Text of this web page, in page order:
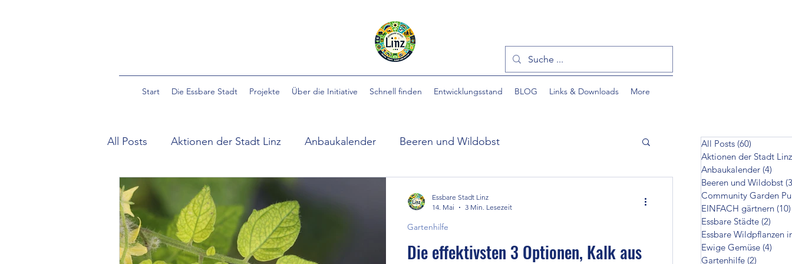
Start Die Essbare Stadt Projekte Über die Initiative Schnell finden Entwicklungsstand BLOG Links & Downloads More
All Posts Aktionen der Stadt Linz Anbaukalender Beeren und Wildobst
Community Garden Pulvermühlpark
Essbare Wildpflanzen in der Stadt
Die effektivsten 3 Optionen, Kalk aus
Gartenhilfe
Essbare Stadt Linz
14. Mai
3 Min. Lesezeit
All Posts (60)
Aktionen der Stadt Linz
Anbaukalender (4)
Beeren und Wildobst
EINFACH gärtnern (10)
Essbare Städte (2)
Essbare Wildpflanzen
Ewige Gemüse (4)
Gartenhilfe (2)